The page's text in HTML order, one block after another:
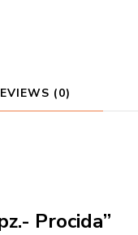
(0)
Procida”